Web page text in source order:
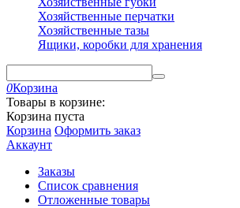
Хозяйственные перчатки
Хозяйственные тазы
Ящики, коробки для хранения
0Корзина
Товары в корзине:
Корзина пуста
Корзина Оформить заказ
Аккаунт
Заказы
Список сравнения
Отложенные товары